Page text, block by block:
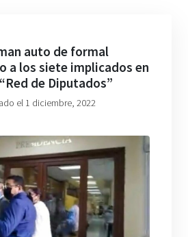
auto de formal
a los siete implicados en
de Diputados”
el 1 diciembre, 2022